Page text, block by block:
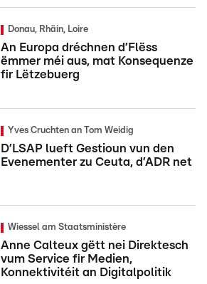
Donau, Rhäin, Loire
An Europa dréchnen d’Flëss
ëmmer méi aus, mat Konsequenze
fir Lëtzebuerg
Yves Cruchten an Tom Weidig
D’LSAP lueft Gestioun vun den
Evenementer zu Ceuta, d’ADR net
Wiessel am Staatsministère
Anne Calteux gëtt nei Direktesch
vum Service fir Medien,
Konnektivitéit an Digitalpolitik